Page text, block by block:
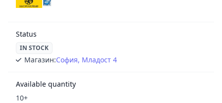
Status
IN STOCK
Магазин:София, Младост 4
Available quantity
10+